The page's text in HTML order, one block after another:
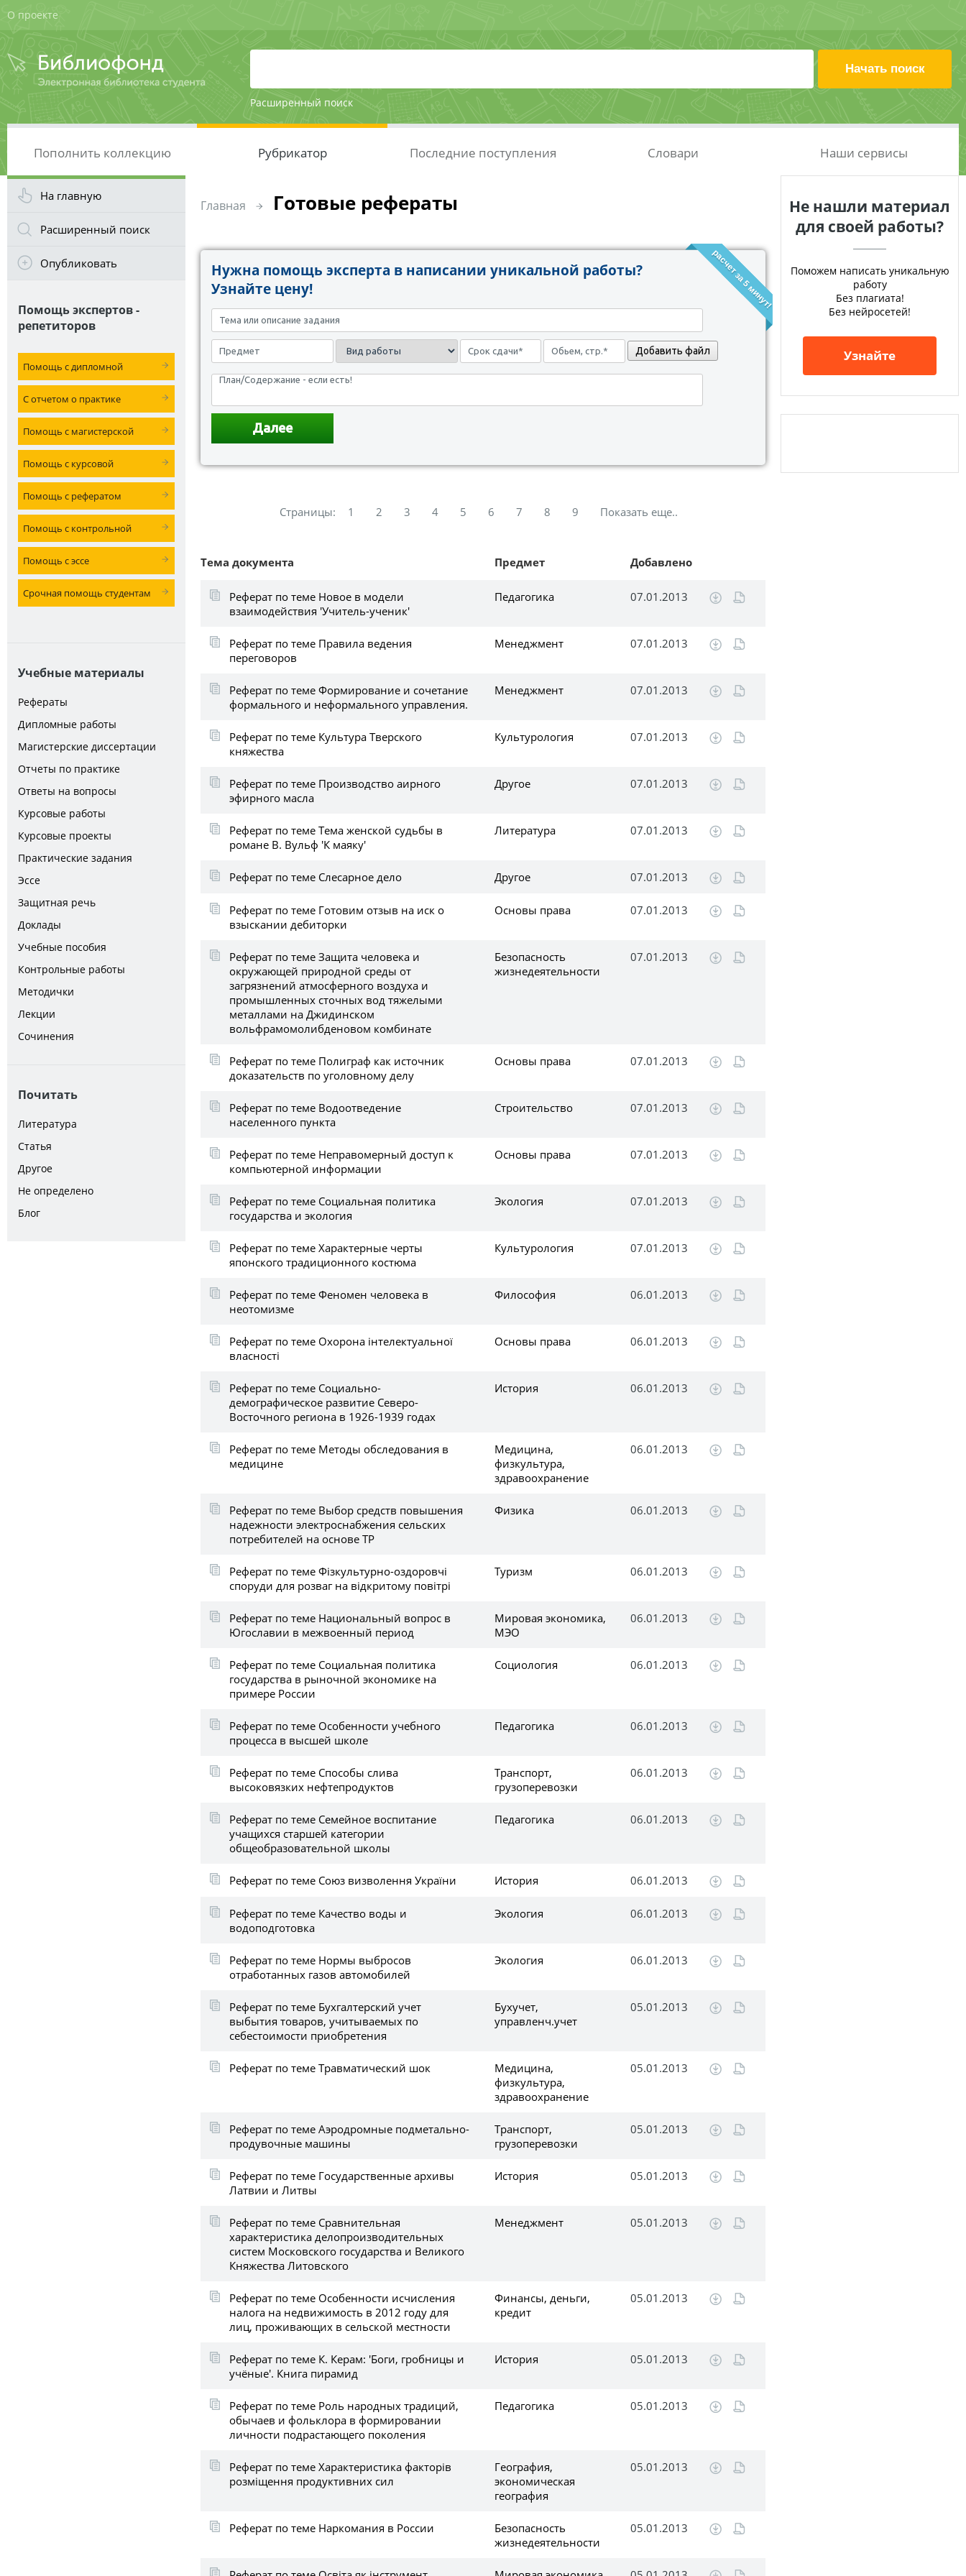
О проекте
Расширенный поиск
Пополнить коллекцию Рубрикатор Последние поступления Словари Наши сервисы
На главную
Расширенный поиск
Опубликовать
Помощь экспертов -
репетиторов
Помощь с дипломной
С отчетом о практике
Помощь с магистерской
Помощь с курсовой
Помощь с рефератом
Помощь с контрольной
Помощь с эссе
Срочная помощь студентам
Учебные материалы
Рефераты
Дипломные работы
Магистерские диссертации
Отчеты по практике
Ответы на вопросы
Курсовые работы
Курсовые проекты
Практические задания
Эссе
Защитная речь
Доклады
Учебные пособия
Контрольные работы
Методички
Лекции
Сочинения
Почитать
Литература
Статья
Другое
Не определено
Блог
Главная Готовые рефераты
расчет за 5 минут!
Нужна помощь эксперта в написании уникальной работы?
Узнайте цену!
Добавить файл
Страницы: 1 2 3 4 5 6 7 8 9 Показать еще..
Тема документа Предмет Добавлено
Реферат по теме Новое в модели
взаимодействия 'Учитель-ученик'
Педагогика 07.01.2013
Реферат по теме Правила ведения
переговоров
Менеджмент 07.01.2013
Реферат по теме Формирование и сочетание
формального и неформального управления.
Менеджмент 07.01.2013
Реферат по теме Культура Тверского
княжества
Культурология 07.01.2013
Реферат по теме Производство аирного
эфирного масла
Другое 07.01.2013
Реферат по теме Тема женской судьбы в
романе В. Вульф 'К маяку'
Литература 07.01.2013
Реферат по теме Слесарное дело Другое 07.01.2013
Реферат по теме Готовим отзыв на иск о
взыскании дебиторки
Основы права 07.01.2013
Реферат по теме Защита человека и
окружающей природной среды от
загрязнений атмосферного воздуха и
промышленных сточных вод тяжелыми
металлами на Джидинском
вольфрамомолибденовом комбинате
Безопасность
жизнедеятельности
07.01.2013
Реферат по теме Полиграф как источник
доказательств по уголовному делу
Основы права 07.01.2013
Реферат по теме Водоотведение
населенного пункта
Строительство 07.01.2013
Реферат по теме Неправомерный доступ к
компьютерной информации
Основы права 07.01.2013
Реферат по теме Социальная политика
государства и экология
Экология 07.01.2013
Реферат по теме Характерные черты
японского традиционного костюма
Культурология 07.01.2013
Реферат по теме Феномен человека в
неотомизме
Философия 06.01.2013
Реферат по теме Охорона інтелектуальної
власності
Основы права 06.01.2013
Реферат по теме Социально-
демографическое развитие Северо-
Восточного региона в 1926-1939 годах
История 06.01.2013
Реферат по теме Методы обследования в
медицине
Медицина,
физкультура,
здравоохранение
06.01.2013
Реферат по теме Выбор средств повышения
надежности электроснабжения сельских
потребителей на основе ТР
Физика 06.01.2013
Реферат по теме Фізкультурно-оздоровчі
споруди для розваг на відкритому повітрі
Туризм 06.01.2013
Реферат по теме Национальный вопрос в
Югославии в межвоенный период
Мировая экономика,
МЭО
06.01.2013
Реферат по теме Социальная политика
государства в рыночной экономике на
примере России
Социология 06.01.2013
Реферат по теме Особенности учебного
процесса в высшей школе
Педагогика 06.01.2013
Реферат по теме Способы слива
высоковязких нефтепродуктов
Транспорт,
грузоперевозки
06.01.2013
Реферат по теме Семейное воспитание
учащихся старшей категории
общеобразовательной школы
Педагогика 06.01.2013
Реферат по теме Союз визволення України История 06.01.2013
Реферат по теме Качество воды и
водоподготовка
Экология 06.01.2013
Реферат по теме Нормы выбросов
отработанных газов автомобилей
Экология 06.01.2013
Реферат по теме Бухгалтерский учет
выбытия товаров, учитываемых по
себестоимости приобретения
Бухучет,
управленч.учет
05.01.2013
Реферат по теме Травматический шок
Медицина,
физкультура,
здравоохранение
05.01.2013
Реферат по теме Аэродромные подметально-
продувочные машины
Транспорт,
грузоперевозки
05.01.2013
Реферат по теме Государственные архивы
Латвии и Литвы
История 05.01.2013
Реферат по теме Сравнительная
характеристика делопроизводительных
систем Московского государства и Великого
Княжества Литовского
Менеджмент 05.01.2013
Реферат по теме Особенности исчисления
налога на недвижимость в 2012 году для
лиц, проживающих в сельской местности
Финансы, деньги,
кредит
05.01.2013
Реферат по теме К. Керам: 'Боги, гробницы и
учёные'. Книга пирамид
История 05.01.2013
Реферат по теме Роль народных традиций,
обычаев и фольклора в формировании
личности подрастающего поколения
Педагогика 05.01.2013
Реферат по теме Характеристика факторів
розміщення продуктивних сил
География,
экономическая
география
05.01.2013
Реферат по теме Наркомания в России
Безопасность
жизнедеятельности
05.01.2013
Не нашли материал
для своей работы?
Поможем написать уникальную
работу
Без плагиата!
Без нейросетей!
Узнайте